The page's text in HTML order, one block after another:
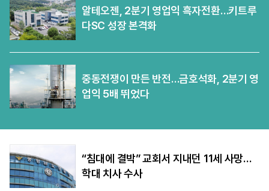
알테오젠, 2분기 영업익 흑자전환…키트루
다SC 성장 본격화
중동전쟁이 만든 반전…금호석화, 2분기 영
업익 5배 뛰었다
“침대에 결박” 교회서 지내던 11세 사망…
학대 치사 수사